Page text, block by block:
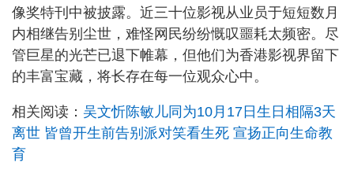
像奖特刊中被披露。近三十位影视从业员于短短数月
内相继告别尘世，难怪网民纷纷慨叹噩耗太频密。尽
管巨星的光芒已退下帷幕，但他们为香港影视界留下
的丰富宝藏，将长存在每一位观众心中。
相关阅读： 吴文忻陈敏儿同为10月17日生日相隔3天
离世 皆曾开生前告别派对笑看生死 宣扬正向生命教
育